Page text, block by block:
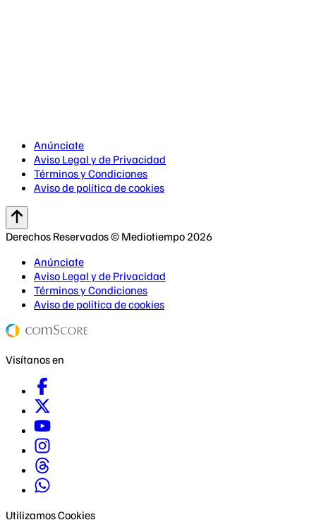
Anúnciate
Aviso Legal y de Privacidad
Términos y Condiciones
Aviso de política de cookies
Derechos Reservados © Mediotiempo 2026
Anúnciate
Aviso Legal y de Privacidad
Términos y Condiciones
Aviso de política de cookies
Visítanos en
Utilizamos Cookies